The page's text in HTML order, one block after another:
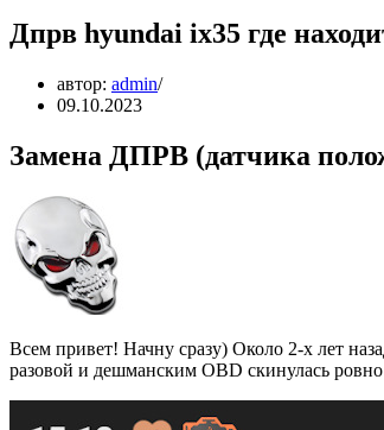
Дпрв hyundai ix35 где
автор: admin
09.10.2023
Замена ДПРВ (датчика
Всем привет! Начну сразу) Около 2-х лет
разовой и дешманским OBD скинулась